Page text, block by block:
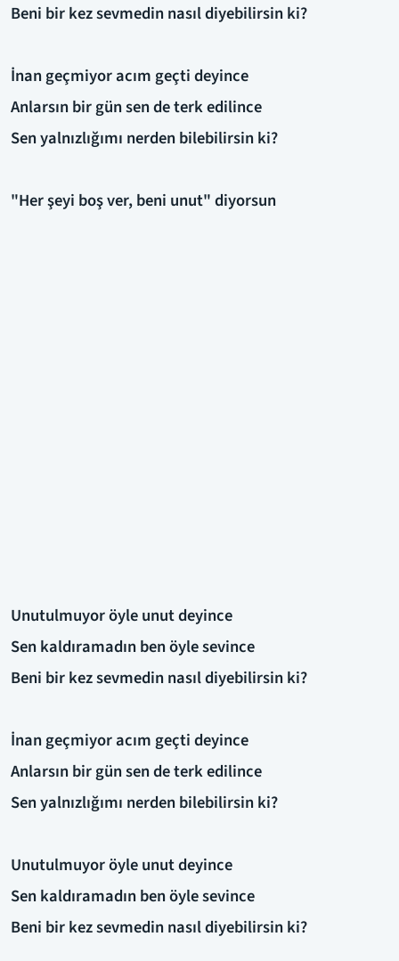
Beni bir kez sevmedin nasıl diyebilirsin ki?
İnan geçmiyor acım geçti deyince
Anlarsın bir gün sen de terk edilince
Sen yalnızlığımı nerden bilebilirsin ki?
"Her şeyi boş ver, beni unut" diyorsun
Unutulmuyor öyle unut deyince
Sen kaldıramadın ben öyle sevince
Beni bir kez sevmedin nasıl diyebilirsin ki?
İnan geçmiyor acım geçti deyince
Anlarsın bir gün sen de terk edilince
Sen yalnızlığımı nerden bilebilirsin ki?
Unutulmuyor öyle unut deyince
Sen kaldıramadın ben öyle sevince
Beni bir kez sevmedin nasıl diyebilirsin ki?